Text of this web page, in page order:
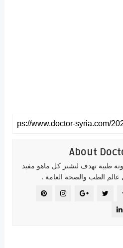
About
طبية تهدف لنشنر كل ماهو مفيد
الطب والصحة العامة .